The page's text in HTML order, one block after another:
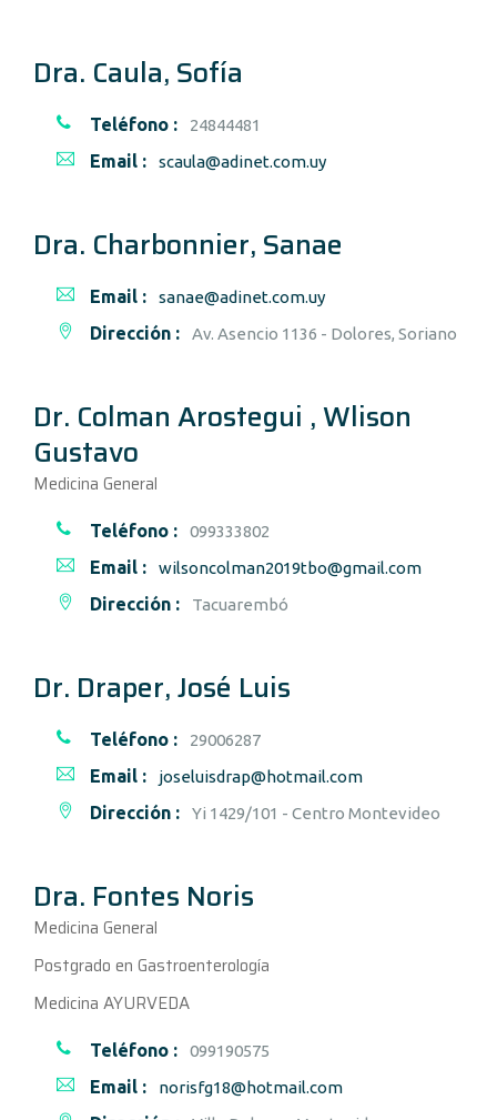
Dra. Caula, Sofía
Teléfono : 24844481
Email : scaula@adinet.com.uy
Dra. Charbonnier, Sanae
Email : sanae@adinet.com.uy
Dirección : Av. Asencio 1136 - Dolores, Soriano
Dr. Colman Arostegui , Wlison
Gustavo
Medicina General
Teléfono : 099333802
Email : wilsoncolman2019tbo@gmail.com
Dirección : Tacuarembó
Dr. Draper, José Luis
Teléfono : 29006287
Email : joseluisdrap@hotmail.com
Dirección : Yi 1429/101 - Centro Montevideo
Dra. Fontes Noris
Medicina General
Postgrado en Gastroenterología
Medicina AYURVEDA
Teléfono : 099190575
Email : norisfg18@hotmail.com